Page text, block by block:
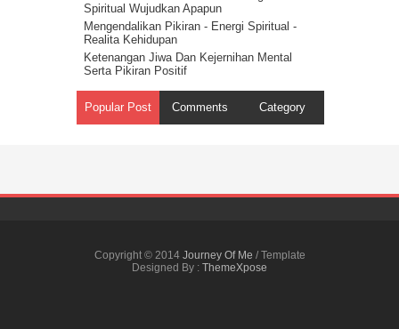
Spiritual Wujudkan Apapun
Mengendalikan Pikiran - Energi Spiritual -
Realita Kehidupan
Ketenangan Jiwa Dan Kejernihan Mental
Serta Pikiran Positif
Energi Spiritual Mengendalikan Pikiran Dari
Masalah
Kekuatan Pikiran Manusia - Hukum
Kekuatan Pikiran Manusia - Harapan Dan
Kenyataan 12
Popular Post Comments Category
Copyright © 2014 Journey Of Me / Template
Designed By : ThemeXpose